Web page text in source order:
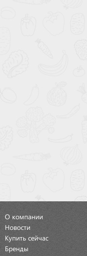
О компании
Новости
Купить сейчас
Бренды